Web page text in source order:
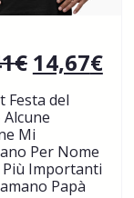
€ 14,67€
Festa del
Alcune
Mi
Per Nome
Più Importanti
Papà